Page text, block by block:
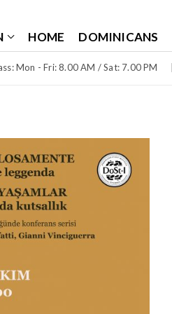
Mon - Fri: 8.00 AM / Sat: 7.00 PM
HOME DOMINICANS